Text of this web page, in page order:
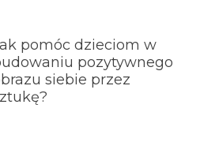
pomóc dzieciom w
pozytywnego
siebie przez